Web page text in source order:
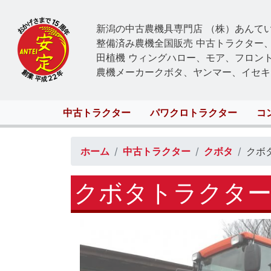
新潟の中古農機具専門店 （株）あんて
整備済み農機全国販売 中古トラクター
田植機 ウィングハロー、モア、フロン
農機メーカークボタ、ヤンマー、イセ
Main
navigation
中古トラクター パワクロトラクター コ
ホーム 中古トラクター クボタ クボ
クボタトラクタ